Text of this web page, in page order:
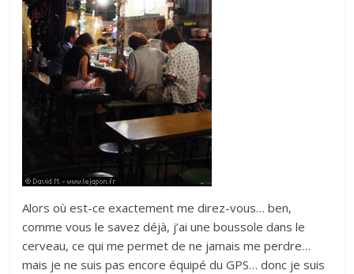
Alors où est-ce exactement me direz-vous… ben,
comme vous le savez déjà, j’ai une boussole dans le
cerveau, ce qui me permet de ne jamais me perdre…
mais je ne suis pas encore équipé du GPS… donc je suis